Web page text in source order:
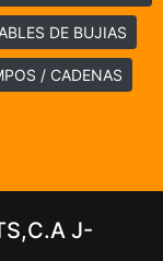
DE BUJIAS
/ CADENAS
J-